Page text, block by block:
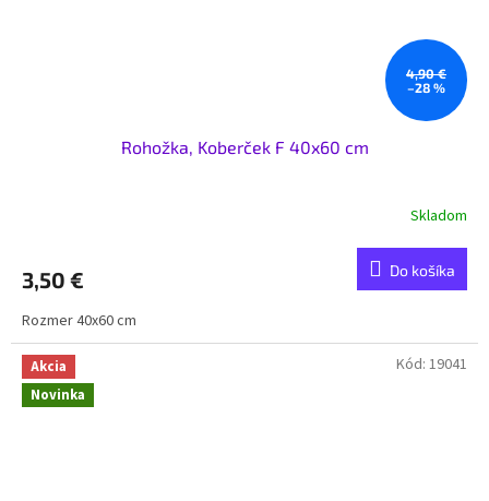
4,90 €
–28 %
Rohožka, Koberček F 40x60 cm
Skladom
3,50 € Do košíka
Rozmer 40x60 cm
Akcia
Novinka
Kód: 19041